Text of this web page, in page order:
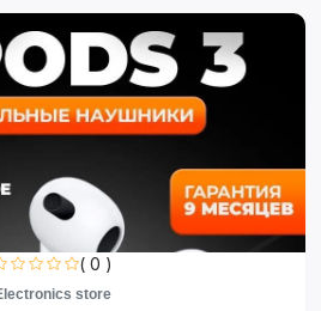
( 0 )
store